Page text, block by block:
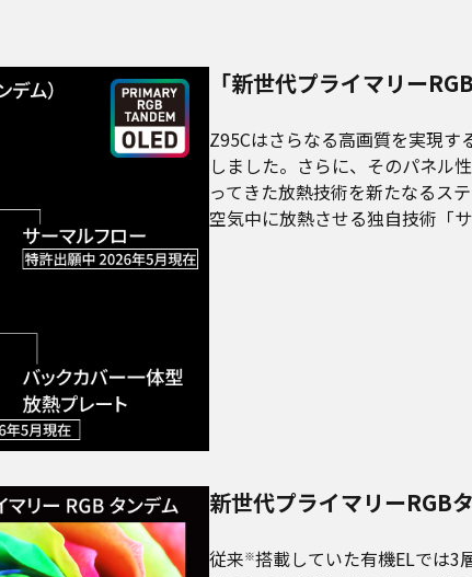
「新世代プライマリー
Z95Cはさらなる高画質を実現す
しました。さらに、そのパネル
ってきた放熱技術を新たなるス
空気中に放熱させる独自技術「
新世代プライマリーRGB
従来※搭載していた有機ELでは3